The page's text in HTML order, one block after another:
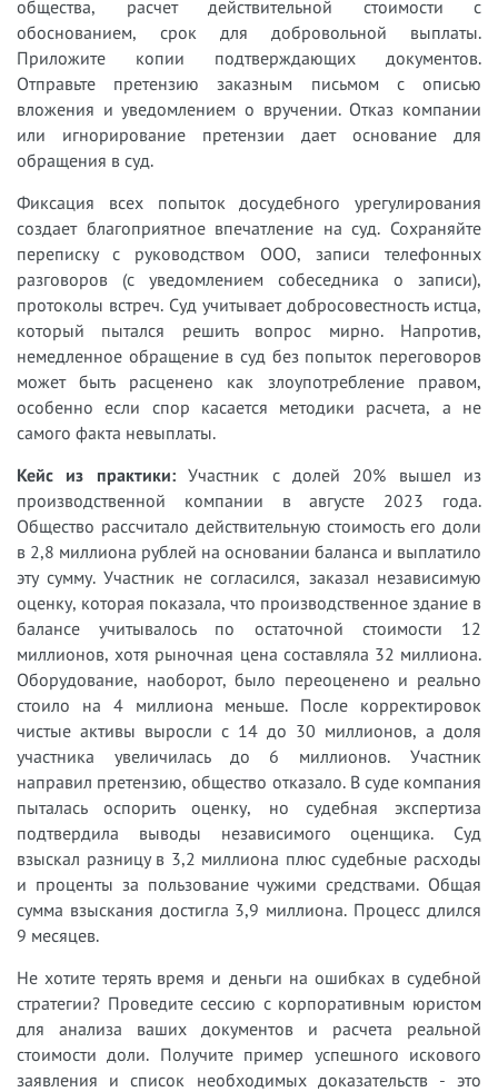
общества, расчет действительной стоимости с
обоснованием, срок для добровольной выплаты.
Приложите копии подтверждающих документов.
Отправьте претензию заказным письмом с описью
вложения и уведомлением о вручении. Отказ компании
или игнорирование претензии дает основание для
обращения в суд.
Фиксация всех попыток досудебного урегулирования
создает благоприятное впечатление на суд. Сохраняйте
переписку с руководством ООО, записи телефонных
разговоров (с уведомлением собеседника о записи),
протоколы встреч. Суд учитывает добросовестность истца,
который пытался решить вопрос мирно. Напротив,
немедленное обращение в суд без попыток переговоров
может быть расценено как злоупотребление правом,
особенно если спор касается методики расчета, а не
самого факта невыплаты.
Кейс из практики:Участник с долей 20% вышел из
производственной компании в августе 2023 года.
Общество рассчитало действительную стоимость его доли
в 2,8 миллиона рублей на основании баланса и выплатило
эту сумму. Участник не согласился, заказал независимую
оценку, которая показала, что производственное здание в
балансе учитывалось по остаточной стоимости 12
миллионов, хотя рыночная цена составляла 32 миллиона.
Оборудование, наоборот, было переоценено и реально
стоило на 4 миллиона меньше. После корректировок
чистые активы выросли с 14 до 30 миллионов, а доля
участника увеличилась до 6 миллионов. Участник
направил претензию, общество отказало. В суде компания
пыталась оспорить оценку, но судебная экспертиза
подтвердила выводы независимого оценщика. Суд
взыскал разницу в 3,2 миллиона плюс судебные расходы
и проценты за пользование чужими средствами. Общая
сумма взыскания достигла 3,9 миллиона. Процесс длился
9 месяцев.
Не хотите терять время и деньги на ошибках в судебной
стратегии? Проведите сессию с корпоративным юристом
для анализа ваших документов и расчета реальной
стоимости доли. Получите пример успешного искового
заявления и список необходимых доказательств - это